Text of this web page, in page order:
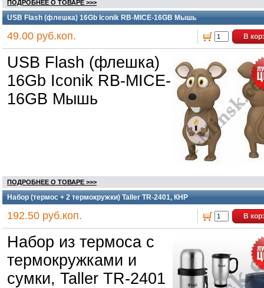
ПОДРОБНЕЕ О ТОВАРЕ >>>
USB Flash (флешка) 16Gb Iconik RB-MICE-16GB Мышь
49.00 руб.коп. В
USB Flash (флешка)
16Gb Iconik RB-MICE-
16GB Мышь
ПОДРОБНЕЕ О ТОВАРЕ >>>
Набор (термос + 2 термокружки) Taller TR-2401, КНР
192.50 руб.коп. В
Набор из термоса с
термокружками и
сумки, Taller TR-2401